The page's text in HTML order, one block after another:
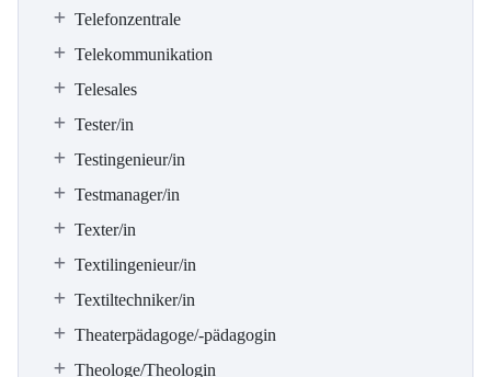
Telefonzentrale
Telekommunikation
Telesales
Tester/in
Testingenieur/in
Testmanager/in
Texter/in
Textilingenieur/in
Textiltechniker/in
Theaterpädagoge/-pädagogin
Theologe/Theologin